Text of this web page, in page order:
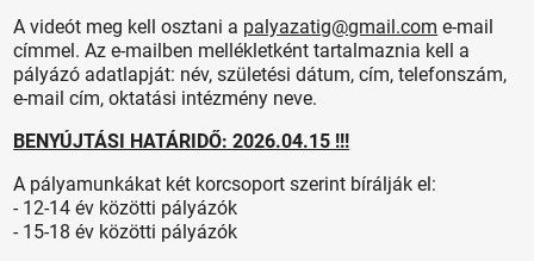
A videót meg kell osztani a palyazatig@gmail.com e-mail
címmel. Az e-mailben mellékletként tartalmaznia kell a
pályázó adatlapját: név, születési dátum, cím, telefonszám,
e-mail cím, oktatási intézmény neve.
BENYÚJTÁSI HATÁRIDŐ: 2026.04.15 !!!
A pályamunkákat két korcsoport szerint bírálják el:
- 12-14 év közötti pályázók
- 15-18 év közötti pályázók